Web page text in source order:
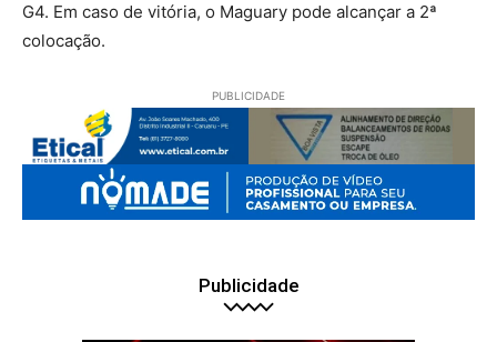
G4. Em caso de vitória, o Maguary pode alcançar a 2ª
colocação.
PUBLICIDADE
Publicidade